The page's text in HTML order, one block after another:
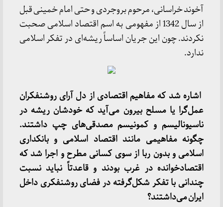
آخوند خراسانی، مرحوم بروجردی و حتی امام خمینی قبل
از سال 1342 از مفهومی به اسم اقتصاد اسلامی صحبت
نکردند. چون این جریان اساساً ریشه‌ای در تفکر اسلامی
ندارد.
‌ اشاره شد که مفاهیم اقتصادی از دل ‌آرای روشنفکران
عمل‌گرا یا مسلح بیرون می‌آید که خودشان ریشه در
ناسیونالیسم و کمونیسم مصدقی‌های چپ داشتند.
چگونه مفاهیمی مانند اقتصاد اسلامی و بانکداری
اسلامی و بدون ربا از سوی کسانی مطرح و اجرا شد که
اقتصادخوانده در غرب بودند و قاعدتاً نباید نسبت
چندانی با تفکر شکل‌گرفته در فضای روشنفکری داخل
ایران می‌داشتند؟